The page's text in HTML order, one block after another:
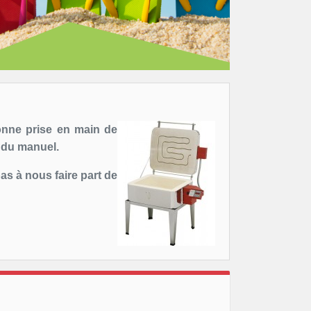
prise en main de
manuel.
à nous faire part de